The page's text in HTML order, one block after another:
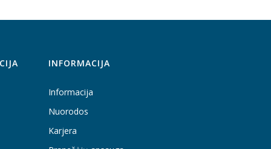
INFORMACIJA
Informacija
Nuorodos
Karjera